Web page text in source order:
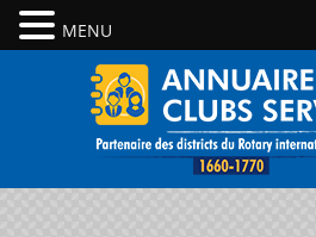
MENU